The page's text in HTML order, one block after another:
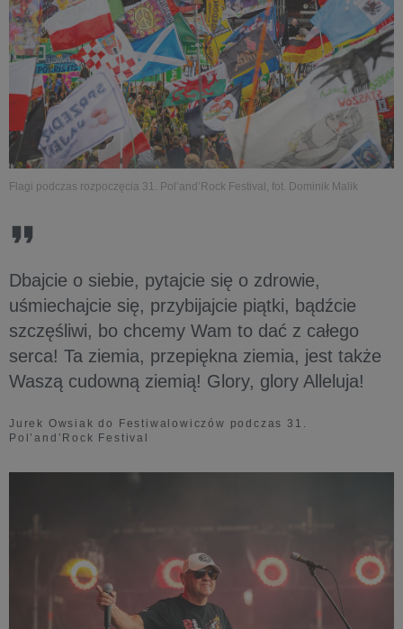
Flagi podczas rozpoczęcia 31. Pol’and’Rock Festival, fot. Dominik Malik
Dbajcie o siebie, pytajcie się o zdrowie,
uśmiechajcie się, przybijajcie piątki, bądźcie
szczęśliwi, bo chcemy Wam to dać z całego
serca! Ta ziemia, przepiękna ziemia, jest także
Waszą cudowną ziemią! Glory, glory Alleluja!
Jurek Owsiak do Festiwalowiczów podczas 31.
Pol’and’Rock Festival